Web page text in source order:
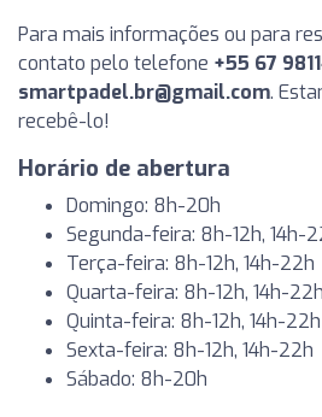
Para mais informações ou para
contato pelo telefone +55 67
smartpadel.br@gmail.com.
recebê-lo!
Horário de abertura
Domingo: 8h-20h
Segunda-feira: 8h-12h, 14h-
Terça-feira: 8h-12h, 14h-22h
Quarta-feira: 8h-12h, 14h-22h
Quinta-feira: 8h-12h, 14h-22h
Sexta-feira: 8h-12h, 14h-22h
Sábado: 8h-20h